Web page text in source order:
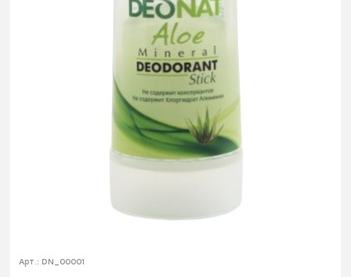
Арт.: DN_00001